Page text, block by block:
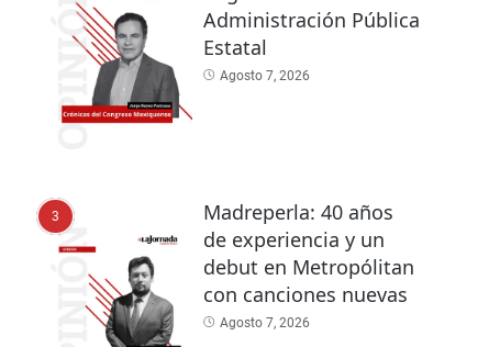
Administración Pública
Estatal
Agosto 7, 2026
3
Madreperla: 40 años
de experiencia y un
debut en Metropólitan
con canciones nuevas
Agosto 7, 2026